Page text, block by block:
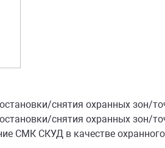
снятия охранных зон/
снятия охранных зон/
СМК СКУД в качестве